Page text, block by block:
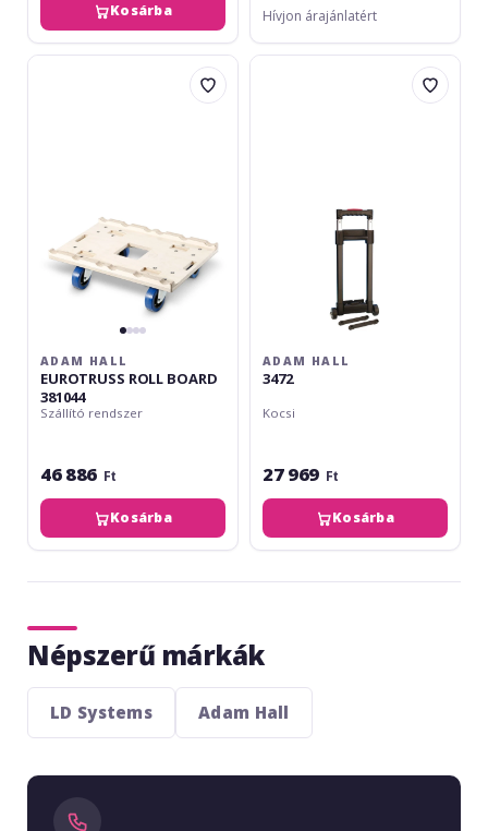
Kosárba Hívjon árajánlatért
Adam
ADAM HALL
EUROTRUSS ROLL BOARD
381044
Szállító rendszer
46 886 Ft
Kosárba
Adam
ADAM HALL
3472
Kocsi
27 969 Ft
Kosárba
Népszerű márkák
LD Systems Adam Hall